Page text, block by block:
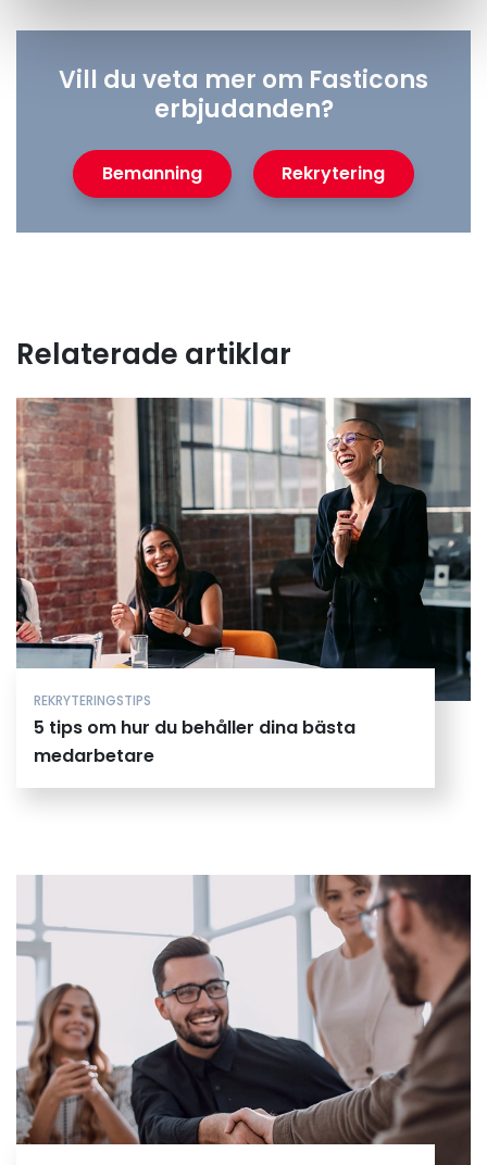
Vill du veta mer om Fasticons
erbjudanden?
Bemanning Rekrytering
Relaterade artiklar
REKRYTERINGSTIPS
5 tips om hur du behåller dina bästa
medarbetare